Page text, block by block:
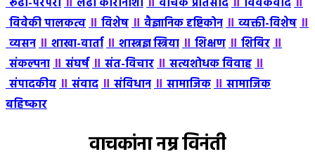
विवेकी पालकत्व॥विशेष॥वैज्ञानिक दृष्टिकोन॥व्यक्ती-विशेष॥
व्यसन॥शाखा-वार्ता॥शास्त्रज्ञ स्त्रिया॥शिक्षण॥शिबिर॥
संकल्पना॥संघर्ष॥संत-विचार॥सत्यशोधक विवाह॥
संपादकीय॥संवाद॥संविधान॥सामाजिक॥सामाजिक
बहिष्कार
वाचकांना नम्र विनंती